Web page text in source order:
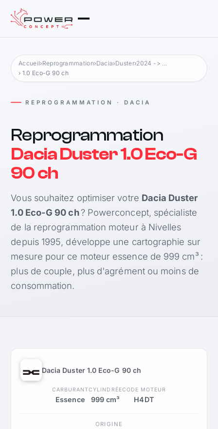
Accueil›Reprogrammation›Dacia›Duster›2024 -> ...
› 1.0 Eco-G 90 ch
REPROGRAMMATION · DACIA
Reprogrammation
Dacia Duster 1.0 Eco-G
90 ch
Vous souhaitez optimiser votre Dacia Duster
1.0 Eco-G 90 ch? Powerconcept, spécialiste
de la reprogrammation moteur à Nivelles
depuis 1995, développe une cartographie sur
mesure pour ce moteur essence de 999 cm³ :
plus de couple, plus d'agrément ou moins de
consommation.
Dacia Duster 1.0 Eco-G 90 ch
CARBURANT
Essence
CYLINDRÉE
999 cm³
CODE MOTEUR
H4DT
ORIGINE